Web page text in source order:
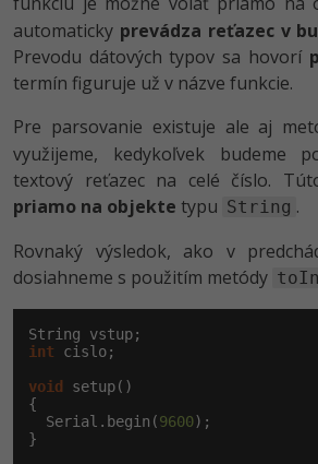
automaticky prevádza reťazec v
Prevodu dátových typov sa hovorí
termín figuruje už v názve funkcie.
Pre parsovanie existuje ale aj
využijeme, kedykoľvek budeme
textový reťazec na celé číslo.
priamo na objekte typu String .
Rovnaký výsledok, ako v
dosiahneme s použitím metódy
int cislo;
void
setup()
{
  Serial.begin(
9600);
}